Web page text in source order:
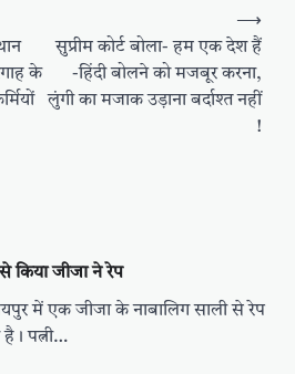
के
सुप्रीम कोर्ट बोला- हम एक देश हैं
-हिंदी बोलने को मजबूर करना,
लुंगी का मजाक उड़ाना बर्दाश्त नहीं
!
⟶
किया जीजा ने रेप
में एक जीजा के नाबालिग साली से रेप
पत्नी…